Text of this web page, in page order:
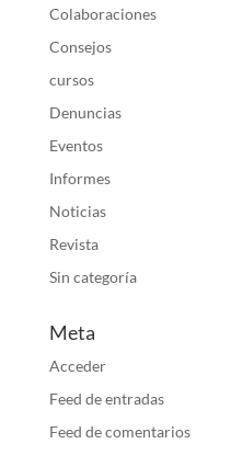
Colaboraciones
Consejos
cursos
Denuncias
Eventos
Informes
Noticias
Revista
Sin categoría
Meta
Acceder
Feed de entradas
Feed de comentarios